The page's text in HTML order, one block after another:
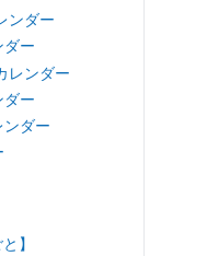
ンダー
ダー
レンダー
ダー
ンダー
】